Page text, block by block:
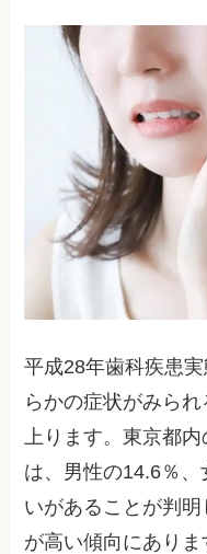
平成28年歯科疾患
らかの症状がみら
上ります。東京都
は、男性の14.6％
いがあることが判
が高い傾向にありま